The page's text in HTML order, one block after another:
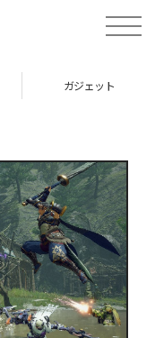
toggle
ガジェット